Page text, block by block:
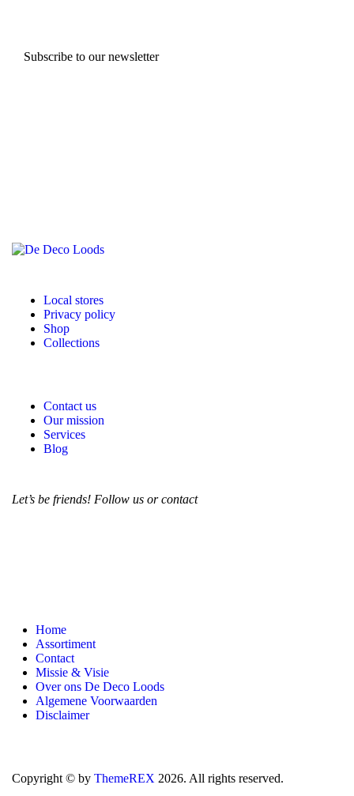
Subscribe to our newsletter
Local stores
Privacy policy
Shop
Collections
Contact us
Our mission
Services
Blog
Let’s be friends! Follow us or contact
Home
Assortiment
Contact
Missie & Visie
Over ons De Deco Loods
Algemene Voorwaarden
Disclaimer
Copyright © by ThemeREX 2026. All rights reserved.